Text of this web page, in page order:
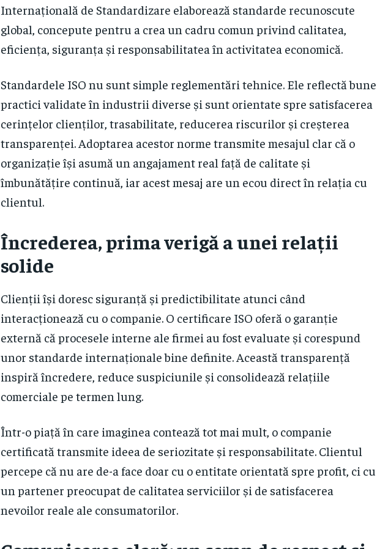
Internațională de Standardizare elaborează standarde recunoscute
global, concepute pentru a crea un cadru comun privind calitatea,
eficiența, siguranța și responsabilitatea în activitatea economică.
Standardele ISO nu sunt simple reglementări tehnice. Ele reflectă bune
practici validate în industrii diverse și sunt orientate spre satisfacerea
cerințelor clienților, trasabilitate, reducerea riscurilor și creșterea
transparenței. Adoptarea acestor norme transmite mesajul clar că o
organizație își asumă un angajament real față de calitate și
îmbunătățire continuă, iar acest mesaj are un ecou direct în relația cu
clientul.
Încrederea, prima verigă a unei relații
solide
Clienții își doresc siguranță și predictibilitate atunci când
interacționează cu o companie. O certificare ISO oferă o garanție
externă că procesele interne ale firmei au fost evaluate și corespund
unor standarde internaționale bine definite. Această transparență
inspiră încredere, reduce suspiciunile și consolidează relațiile
comerciale pe termen lung.
Într-o piață în care imaginea contează tot mai mult, o companie
certificată transmite ideea de seriozitate și responsabilitate. Clientul
percepe că nu are de-a face doar cu o entitate orientată spre profit, ci cu
un partener preocupat de calitatea serviciilor și de satisfacerea
nevoilor reale ale consumatorilor.